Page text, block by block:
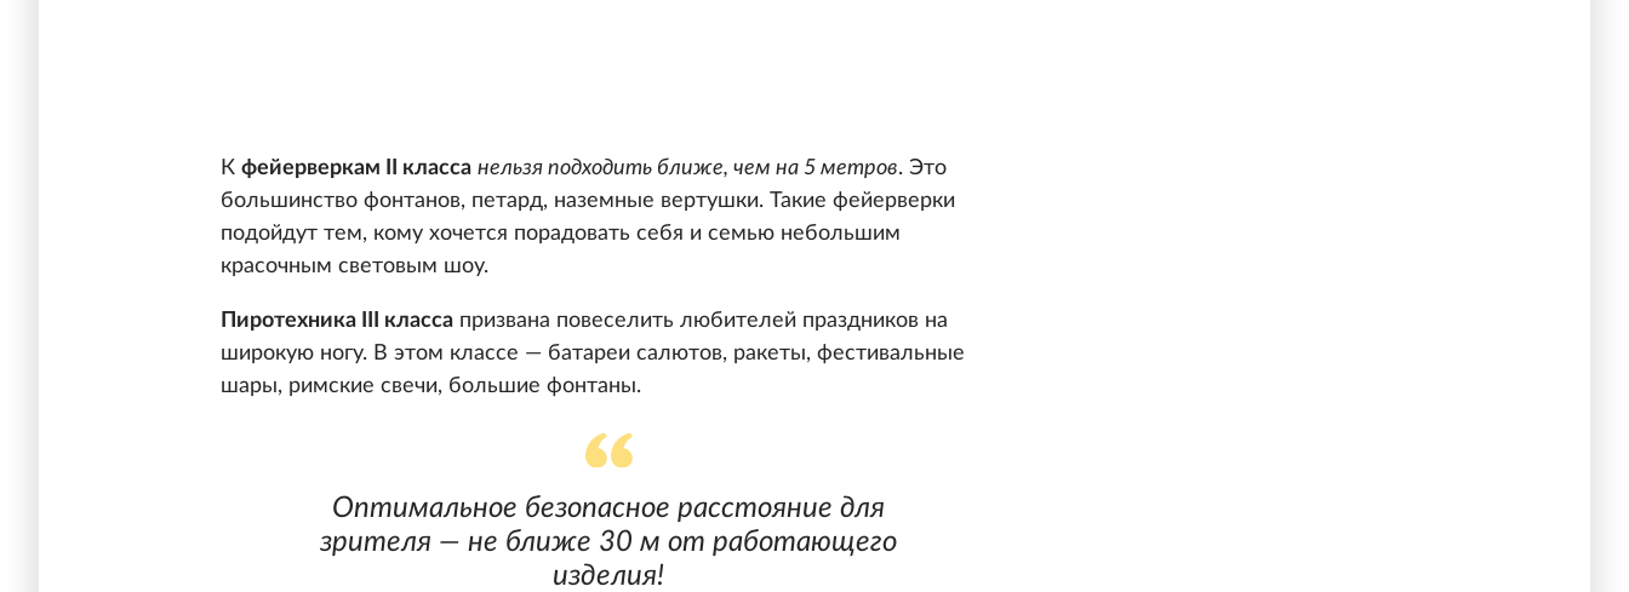
К фейерверкам II класса нельзя подходить ближе, чем на 5 метров. Это
большинство фонтанов, петард, наземные вертушки. Такие фейерверки
подойдут тем, кому хочется порадовать себя и семью небольшим
красочным световым шоу.
Пиротехника III класса призвана повеселить любителей праздников на
широкую ногу. В этом классе — батареи салютов, ракеты, фестивальные
шары, римские свечи, большие фонтаны.
Оптимальное безопасное расстояние для
зрителя — не ближе 30 м от работающего
изделия!